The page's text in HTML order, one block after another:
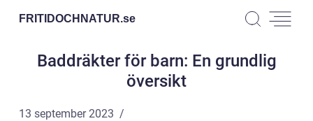
FRITIDOCHNATUR.se
Baddräkter för barn: En grundlig
översikt
13 september 2023